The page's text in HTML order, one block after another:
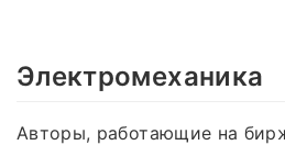
Электромеханика
Авторы, работающие на